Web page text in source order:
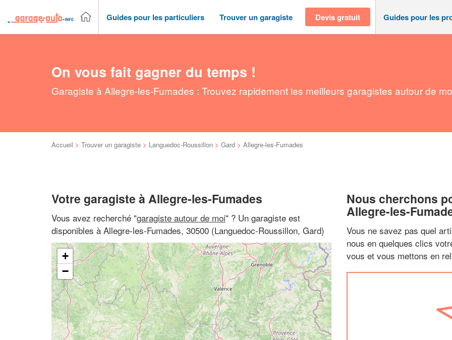
Guides pour les particuliers Trouver un garagiste Devis gratuit Guides pour les
On vous fait gagner du temps !
Garagiste à Allegre-les-Fumades : Trouvez rapidement les meilleurs garagistes autour de
Accueil > Trouver un garagiste > Languedoc-Roussillon > Gard > Allegre-les-Fumades
Votre garagiste à Allegre-les-Fumades
Vous avez recherché "garagiste autour de moi" ? Un garagiste est
disponibles à Allegre-les-Fumades, 30500 (Languedoc-Roussillon, Gard)
+
−
Nous cherchons
Allegre-les-
Vous ne savez pas quel
nous en quelques clics
vous et vous mettons en